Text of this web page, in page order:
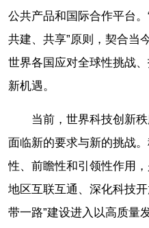
公共产品和国际合作平台。
共建、共享”原则，契合当
世界各国应对全球性挑战
新机遇。
当前，世界科技创新
面临新的要求与新的挑战
性、前瞻性和引领性作用
地区互联互通、深化科技
带一路”建设进入以高质量